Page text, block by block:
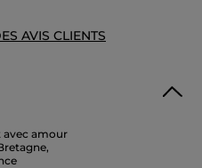
AVIS CLIENTS
avec amour